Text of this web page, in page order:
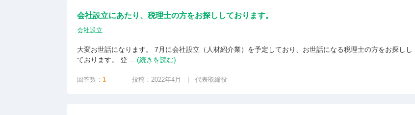
会社設立にあたり、税理士の方をお探ししております。
会社設立
大変お世話になります。 7月に会社設立（人材紹介業）を予定しており、お世話になる税理士の方をお探しし
ております。 登 ... (続きを読む)
回答数： 1 投稿：2022年4月 | 代表取締役